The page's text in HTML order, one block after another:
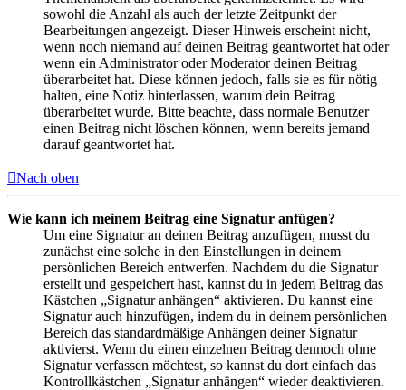
sowohl die Anzahl als auch der letzte Zeitpunkt der
Bearbeitungen angezeigt. Dieser Hinweis erscheint nicht,
wenn noch niemand auf deinen Beitrag geantwortet hat oder
wenn ein Administrator oder Moderator deinen Beitrag
überarbeitet hat. Diese können jedoch, falls sie es für nötig
halten, eine Notiz hinterlassen, warum dein Beitrag
überarbeitet wurde. Bitte beachte, dass normale Benutzer
einen Beitrag nicht löschen können, wenn bereits jemand
darauf geantwortet hat.
Nach oben
Wie kann ich meinem Beitrag eine Signatur anfügen?
Um eine Signatur an deinen Beitrag anzufügen, musst du
zunächst eine solche in den Einstellungen in deinem
persönlichen Bereich entwerfen. Nachdem du die Signatur
erstellt und gespeichert hast, kannst du in jedem Beitrag das
Kästchen „Signatur anhängen“ aktivieren. Du kannst eine
Signatur auch hinzufügen, indem du in deinem persönlichen
Bereich das standardmäßige Anhängen deiner Signatur
aktivierst. Wenn du einen einzelnen Beitrag dennoch ohne
Signatur verfassen möchtest, so kannst du dort einfach das
Kontrollkästchen „Signatur anhängen“ wieder deaktivieren.